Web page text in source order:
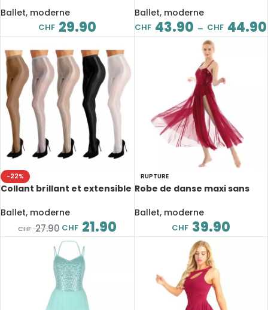
pour enfant, strass brillant
Ballet, moderne
CHF 29.90
coloris
Ballet, moderne
CHF 43.90 – CHF 44.90
-22%
Collant brillant et extensible
épaisseur 70d
Ballet, moderne
CHF27.90 CHF 21.90
RUPTURE
Robe de danse maxi sans
spaghetti, paillettes, avec
léotard intégré
Ballet, moderne
CHF 39.90